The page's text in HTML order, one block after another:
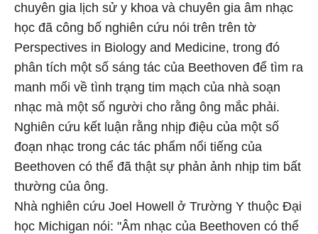
chuyên gia lịch sử y khoa và chuyên gia âm nhạc
học đã công bố nghiên cứu nói trên trên tờ
Perspectives in Biology and Medicine, trong đó
phân tích một số sáng tác của Beethoven để tìm ra
manh mối về tình trạng tim mạch của nhà soạn
nhạc mà một số người cho rằng ông mắc phải.
Nghiên cứu kết luận rằng nhịp điệu của một số
đoạn nhạc trong các tác phẩm nổi tiếng của
Beethoven có thể đã thật sự phản ảnh nhịp tim bất
thường của ông.
Nhà nghiên cứu Joel Howell ở Trường Y thuộc Đại
học Michigan nói: "Âm nhạc của Beethoven có thể